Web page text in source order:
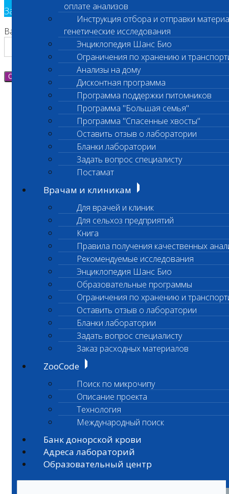
оплате анализов
Инструкция отбора и отправки
генетические исследования
Энциклопедия Шанс Био
Ограничения по хранению и
Анализы на дому
Дисконтная программа
Программа поддержки питомников
Программа "Большая семья"
Программа "Спасенные хвосты"
Оставить отзыв о лаборатории
Бланки лаборатории
Задать вопрос специалисту
Постамат
Врачам и клиникам
Для врачей и клиник
Для сельхоз предприятий
Книга
Правила получения качественных
Рекомендуемые исследования
Энциклопедия Шанс Био
Образовательные программы
Ограничения по хранению и
Оставить отзыв о лаборатории
Бланки лаборатории
Задать вопрос специалисту
Заказ расходных материалов
ZooCode
Поиск по микрочипу
Описание проекта
Технология
Международный поиск
Банк донорской крови
Адреса лабораторий
Образовательный центр
Заявка на обратный звонок
Ваш номер телефона
Отправить